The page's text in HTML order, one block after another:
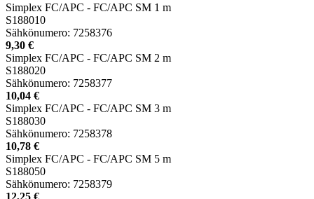
Simplex FC/APC - FC/APC SM 1 m
S188010
Sähkönumero: 7258376
9,30 €
Simplex FC/APC - FC/APC SM 2 m
S188020
Sähkönumero: 7258377
10,04 €
Simplex FC/APC - FC/APC SM 3 m
S188030
Sähkönumero: 7258378
10,78 €
Simplex FC/APC - FC/APC SM 5 m
S188050
Sähkönumero: 7258379
12,25 €